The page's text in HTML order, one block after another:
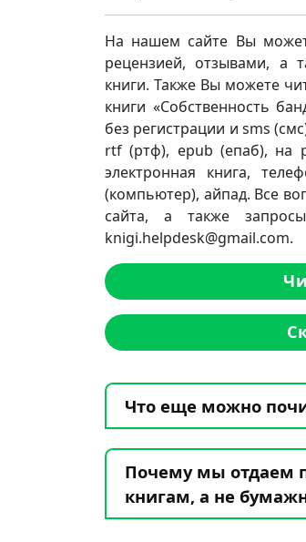
На нашем сайте Вы
рецензией, отзывами, а
книги. Также Вы можете
книги «Собственность
без регистрации и sms
rtf (ртф), epub (епаб), на
электронная книга,
(компьютер), айпад. Все
сайта, а также
knigi.helpdesk@gmail.com.
Что еще можно
Почему мы отдаем
книгам, а не